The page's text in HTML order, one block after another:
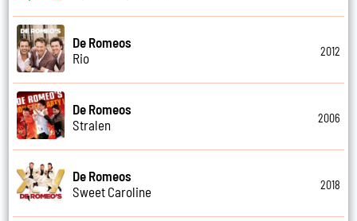
De Romeos
Rio
2012
De Romeos
Stralen
2006
De Romeos
Sweet Caroline
2018